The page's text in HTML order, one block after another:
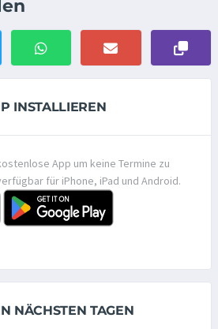
INSTALLIEREN
App um keine Termine zu
für iPhone, iPad und Android.
NÄCHSTEN TAGEN